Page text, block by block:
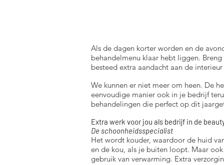
Als de dagen korter worden en de
behandelmenu klaar hebt liggen.
besteed extra aandacht aan de
We kunnen er niet meer om heen. De
eenvoudige manier ook in je bedrijf
behandelingen die perfect op dit
Extra werk voor jou als bedrijf in de
De schoonheidsspecialist
Het wordt kouder, waardoor de huid
en de kou, als je buiten loopt. Maar
gebruik van verwarming. Extra